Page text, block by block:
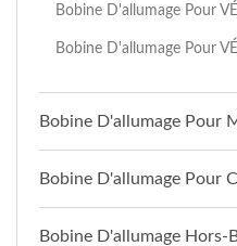
Bobine D'allumage Pour
Bobine D'allumage Pour
Bobine D'allumage Pour
Bobine D'allumage Pour
Bobine D'allumage Hors-